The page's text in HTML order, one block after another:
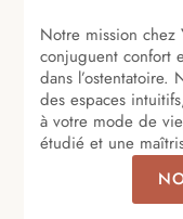
Notre mission chez
conjuguent confort
dans l’ostentatoire.
des espaces
à votre mode de
étudié et une